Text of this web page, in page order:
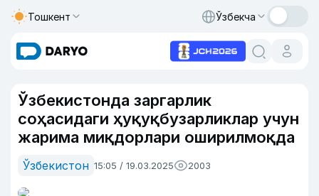
Тошкент Ўзбекча
Ўзбекистонда заргарлик
соҳасидаги ҳуқуқбузарликлар учун
жарима миқдорлари оширилмоқда
Ўзбекистон 15:05 / 19.03.2025 2003